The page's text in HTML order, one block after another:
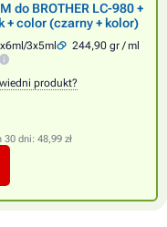
do BROTHER LC-980 +
+ color (czarny + kolor)
3x5ml
244,90 gr / ml
produkt?
30 dni: 48,99 zł